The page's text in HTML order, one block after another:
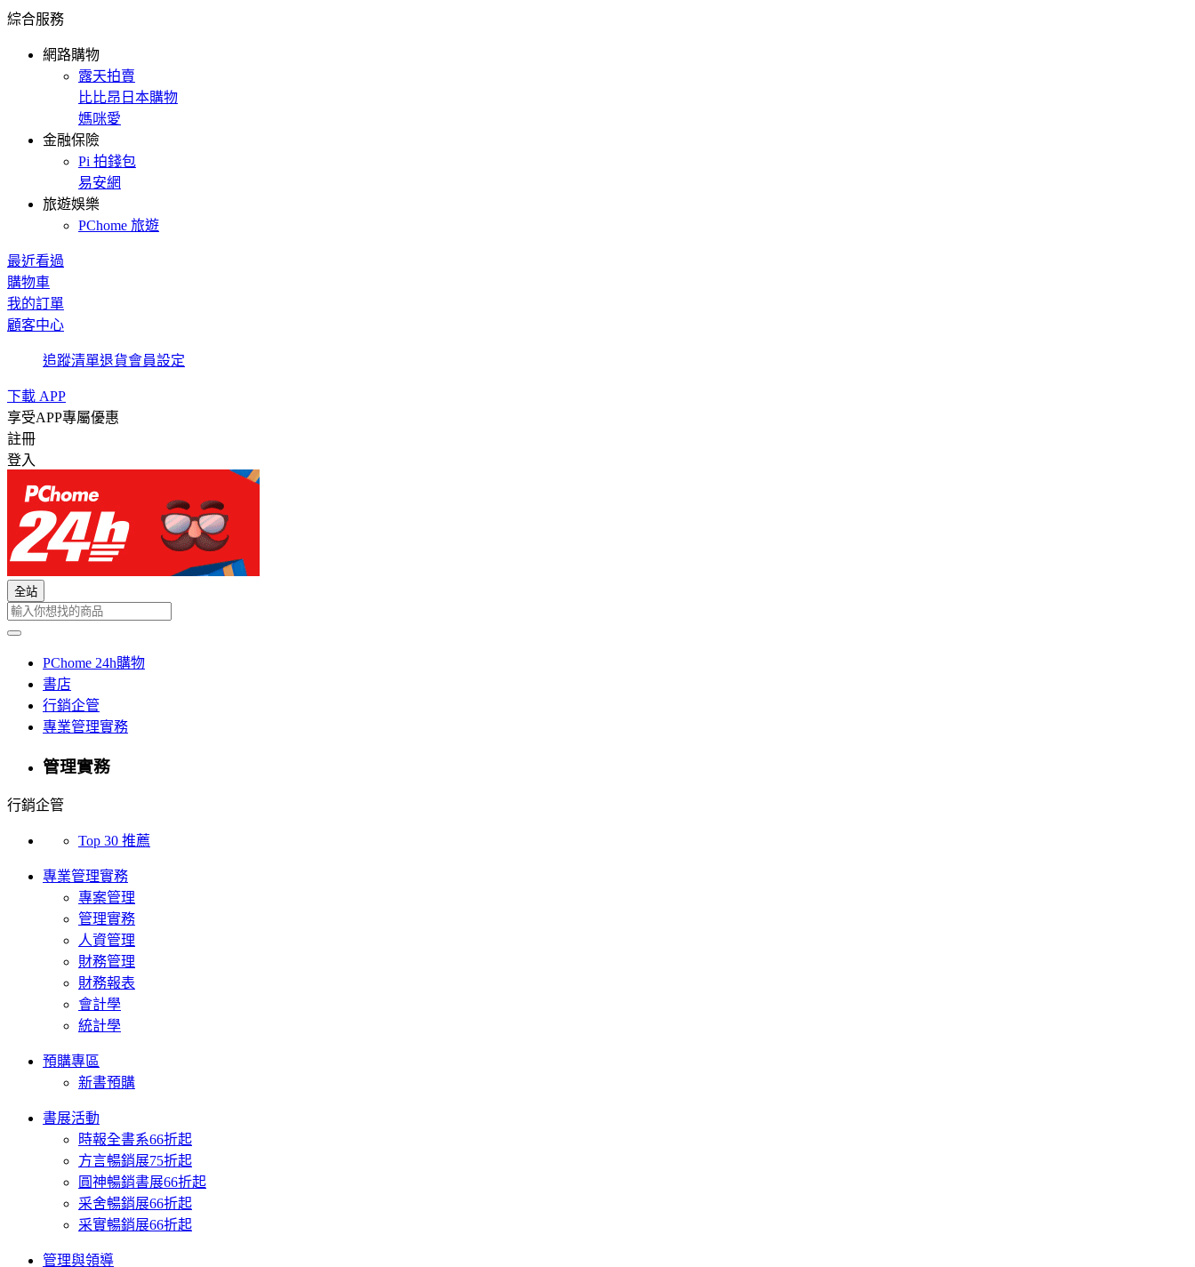
綜合服務
網路購物
露天拍賣
比比昂日本購物
媽咪愛
金融保險
Pi 拍錢包
易安網
旅遊娛樂
PChome 旅遊
最近看過
購物車
我的訂單
顧客中心
追蹤清單退貨會員設定
下載 APP
享受APP專屬優惠
註冊
登入
全站
PChome 24h購物
書店
行銷企管
專業管理實務
管理實務
行銷企管
Top 30 推薦
專業管理實務
專案管理
管理實務
人資管理
財務管理
財務報表
會計學
統計學
預購專區
新書預購
書展活動
時報全書系66折起
方言暢銷展75折起
圓神暢銷書展66折起
采舍暢銷展66折起
采實暢銷展66折起
管理與領導